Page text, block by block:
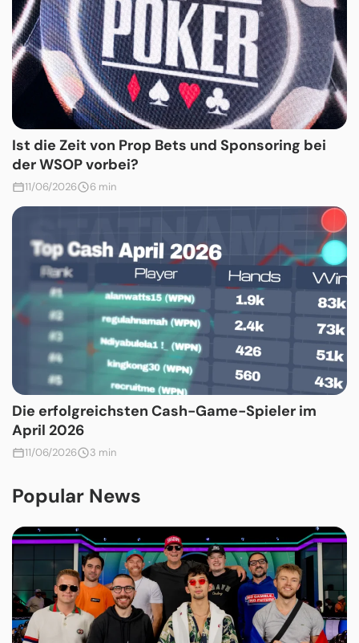
Ist die Zeit von Prop Bets und Sponsoring bei
der WSOP vorbei?
11/06/2026 6 min
Die erfolgreichsten Cash-Game-Spieler im
April 2026
11/06/2026 3 min
Popular News